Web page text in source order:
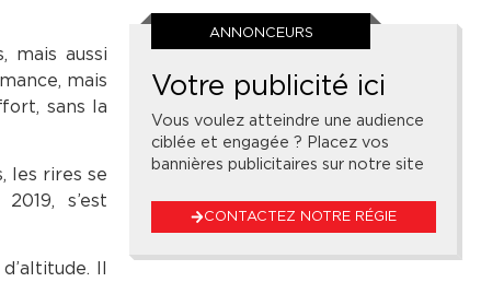
mais aussi
mais
sans la
les rires se
s’est
Il
ANNONCEURS
Votre publicité ici
Vous voulez atteindre une audience
ciblée et engagée ? Placez vos
bannières publicitaires sur notre site
CONTACTEZ NOTRE RÉGIE